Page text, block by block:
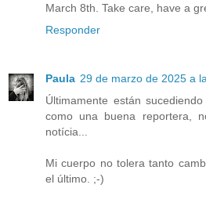
March 8th. Take care, have a
Responder
Paula 29 de marzo de 2025 a
Últimamente están
como una buena reportera,
notícia...
Mi cuerpo no tolera tanto
el último. ;-)